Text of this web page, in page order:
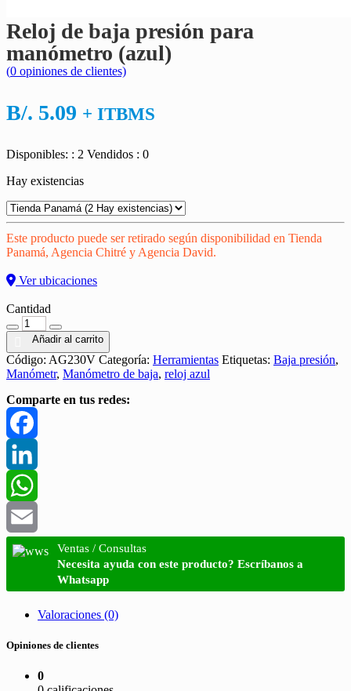
Reloj de baja presión para
manómetro (azul)
(0 opiniones de clientes)
B/. 5.09 + ITBMS
Disponibles: : 2 Vendidos : 0
Hay existencias
Este producto puede ser retirado según disponibilidad en Tienda
Panamá, Agencia Chitré y Agencia David.
Ver ubicaciones
Cantidad
Añadir al carrito
Código: AG230V Categoría: Herramientas Etiquetas: Baja presión,
Manómetr, Manómetro de baja, reloj azul
Comparte en tus redes:
Facebook
LinkedIn
WhatsApp
Email
Ventas / Consultas
Necesita ayuda con este producto? Escríbanos a
Whatsapp
Valoraciones (0)
Opiniones de clientes
0